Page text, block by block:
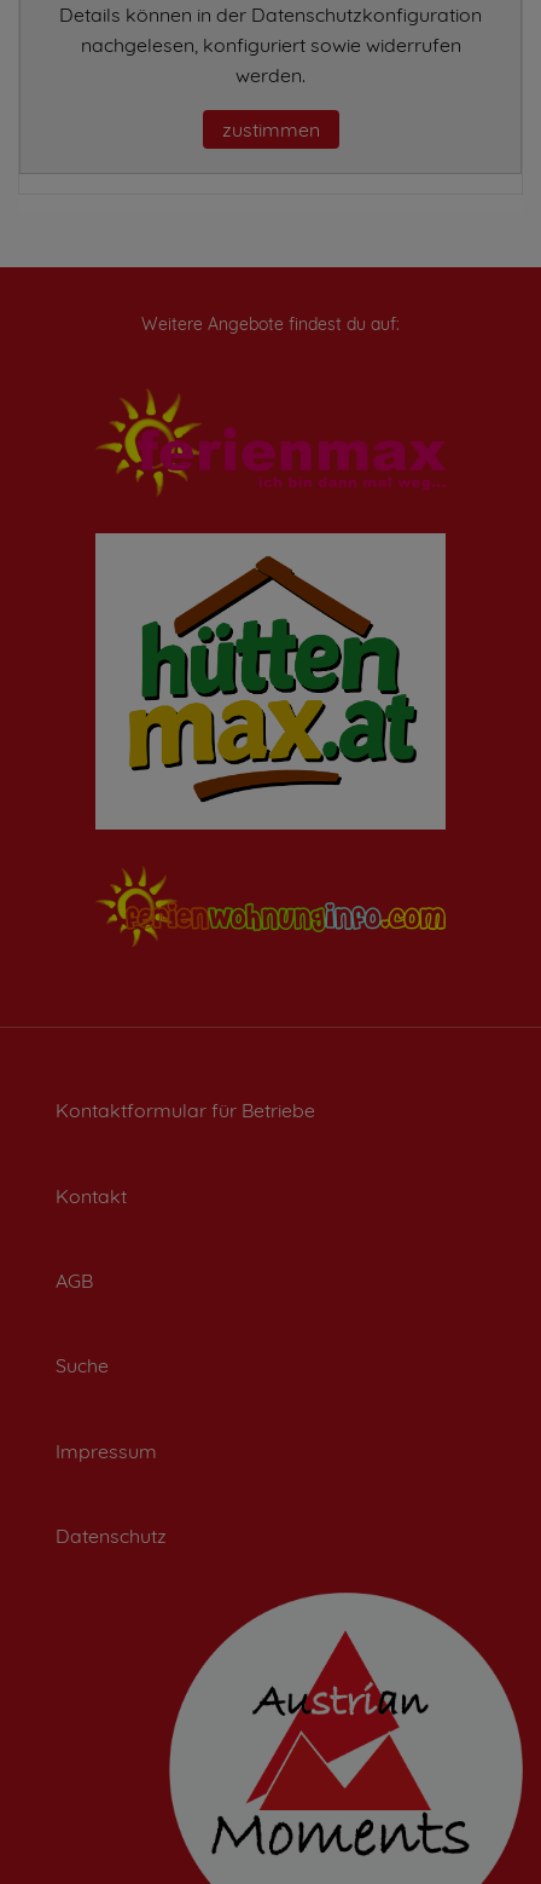
Details können in der Datenschutzkonfiguration
nachgelesen, konfiguriert sowie widerrufen
werden.
zustimmen
Weitere Angebote findest du auf:
Kontaktformular für Betriebe
Kontakt
AGB
Suche
Impressum
Datenschutz